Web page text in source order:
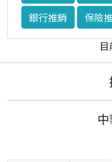
銀行推銷
保險